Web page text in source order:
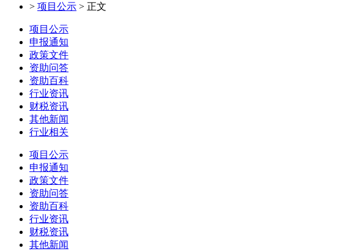
> 项目公示 > 正文
项目公示
申报通知
政策文件
资助问答
资助百科
行业资讯
财税资讯
其他新闻
行业相关
项目公示
申报通知
政策文件
资助问答
资助百科
行业资讯
财税资讯
其他新闻